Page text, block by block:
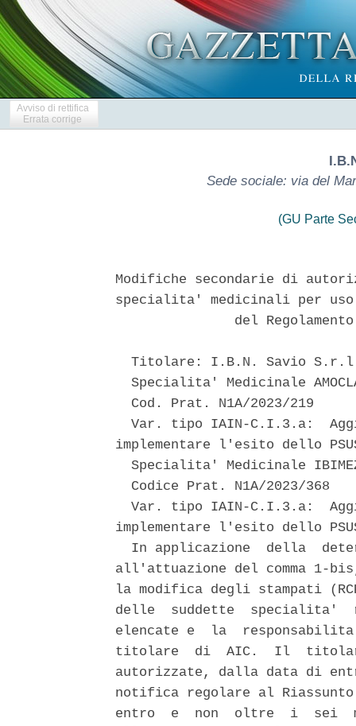
Avviso di rettifica
Errata corrige
Sede sociale: via del
(GU Parte
Modifiche secondarie di
specialita' medicinali per
del
Titolare: I.B.N. Savio
Specialita' Medicinale
  Cod. Prat. N1A/2023/219
Var. tipo IAIN-C.I.3.a:
implementare l'esito dello
Specialita' Medicinale
  Codice Prat. N1A/2023/368
Var. tipo IAIN-C.I.3.a:
implementare l'esito dello
In applicazione  della
all'attuazione del comma 1-
la modifica degli stampati
delle  suddette  specialita'
elencate e  la
titolare  di  AIC.  Il  titolare
autorizzate, dalla data di
notifica regolare al
entro  e  non  oltre  i  sei